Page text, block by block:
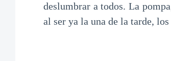
deslumbrar a todos. La
al ser ya la una de la tarde,